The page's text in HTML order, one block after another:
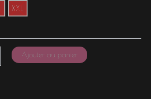
XXL
Ajouter au panier